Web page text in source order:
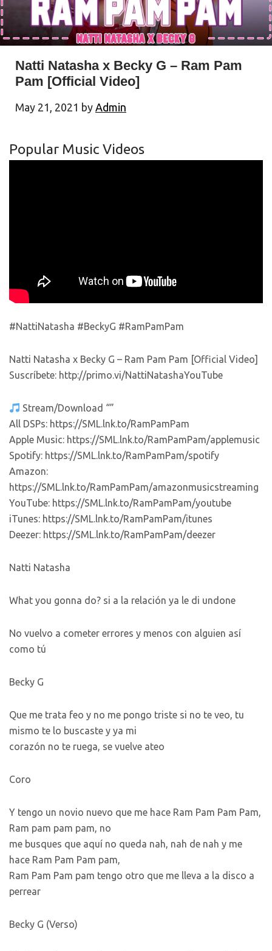
Natti Natasha x Becky G – Ram Pam
Pam [Official Video]
May 21, 2021 by Admin
Popular Music Videos
#NattiNatasha #BeckyG #RamPamPam
Natti Natasha x Becky G – Ram Pam Pam [Official Video]
Suscríbete: http://primo.vi/NattiNatashaYouTube
Stream/Download “”
All DSPs: https://SML.lnk.to/RamPamPam
Apple Music: https://SML.lnk.to/RamPamPam/applemusic
Spotify: https://SML.lnk.to/RamPamPam/spotify
Amazon:
https://SML.lnk.to/RamPamPam/amazonmusicstreaming
YouTube: https://SML.lnk.to/RamPamPam/youtube
iTunes: https://SML.lnk.to/RamPamPam/itunes
Deezer: https://SML.lnk.to/RamPamPam/deezer
Natti Natasha
What you gonna do? si a la relación ya le di undone
No vuelvo a cometer errores y menos con alguien así
como tú
Becky G
Que me trata feo y no me pongo triste si no te veo, tu
mismo te lo buscaste y ya mi
corazón no te ruega, se vuelve ateo
Coro
Y tengo un novio nuevo que me hace Ram Pam Pam Pam,
Ram pam pam pam, no
me busques que aquí no queda nah, nah de nah y me
hace Ram Pam Pam pam,
Ram Pam Pam pam tengo otro que me lleva a la disco a
perrear
Becky G (Verso)